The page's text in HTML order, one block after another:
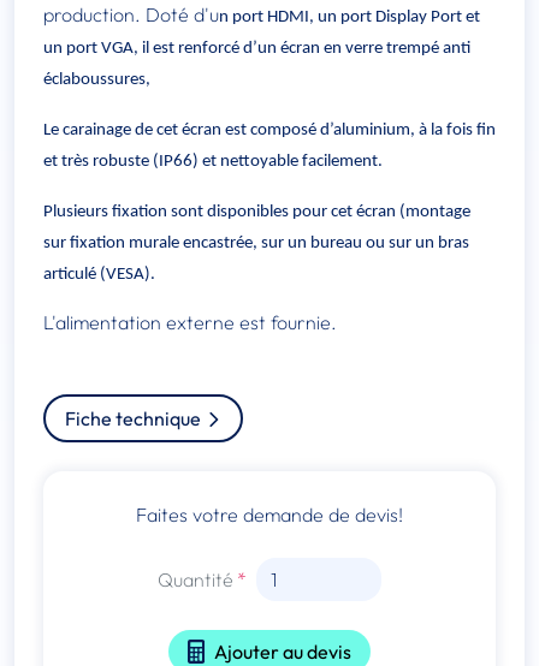
production. Doté d'un port HDMI, un port Display Port et
un port VGA, il est renforcé d’un écran en verre trempé anti
éclaboussures,
Le carainage de cet écran est composé d’aluminium, à la fois fin
et très robuste (IP66) et nettoyable facilement.
Plusieurs fixation sont disponibles pour cet écran (montage
sur fixation murale encastrée, sur un bureau ou sur un bras
articulé (VESA).
L'alimentation externe est fournie.
Fiche technique
Faites votre demande de devis!
Quantité
Ajouter au devis